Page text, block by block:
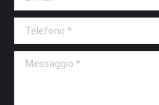
Telefono *
Messaggio *